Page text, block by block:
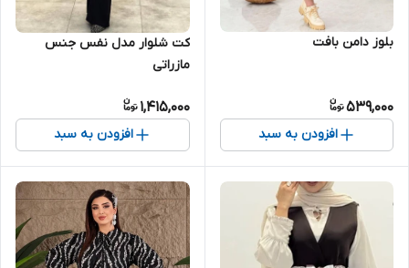
بلوز دامن بافت
539,000
افزودن به سبد
کت شلوار مدل نفس جنس
مازراتی
1,415,000
افزودن به سبد